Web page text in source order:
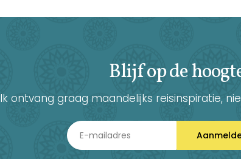
Blijf op de
Ik ontvang graag maandelijks reisinspiratie,